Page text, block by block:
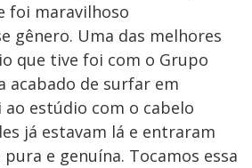
foi maravilhoso
gênero. Uma das melhores
que tive foi com o Grupo
acabado de surfar em
ao estúdio com o cabelo
já estavam lá e entraram
e genuína. Tocamos essa